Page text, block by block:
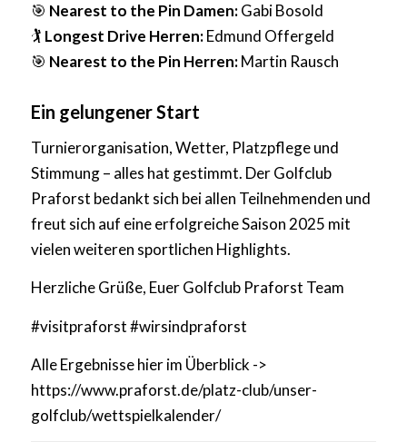
🎯 Nearest to the Pin Damen:Gabi Bosold
🏌️ Longest Drive Herren:Edmund Offergeld
🎯 Nearest to the Pin Herren:Martin Rausch
Ein gelungener Start
Turnierorganisation, Wetter, Platzpflege und
Stimmung – alles hat gestimmt. Der Golfclub
Praforst bedankt sich bei allen Teilnehmenden und
freut sich auf eine erfolgreiche Saison 2025 mit
vielen weiteren sportlichen Highlights.
Herzliche Grüße, Euer Golfclub Praforst Team
#visitpraforst #wirsindpraforst
Alle Ergebnisse hier im Überblick ->
https://www.praforst.de/platz-club/unser-
golfclub/wettspielkalender/